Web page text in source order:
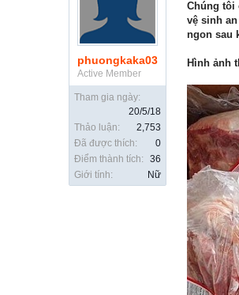
phuongkaka03
Active Member
Tham gia ngày:
20/5/18
Thảo luận:
2,753
Đã được thích:
0
Điểm thành tích:
36
Giới tính:
Nữ
Chúng tôi
vệ sinh
ngon sau
Hình ảnh